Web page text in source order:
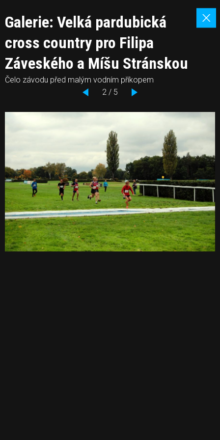
Galerie: Velká pardubická
cross country pro Filipa
Záveského a Míšu Stránskou
Čelo závodu před malým vodním příkopem
2 / 5